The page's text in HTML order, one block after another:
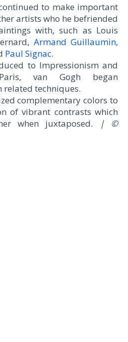
to make important
artists who he befriended
with, such as Louis
Armand Guillaumin,
Paul Signac.
to Impressionism and
van Gogh began
techniques.
complementary colors to
of vibrant contrasts which
when juxtaposed. | ©